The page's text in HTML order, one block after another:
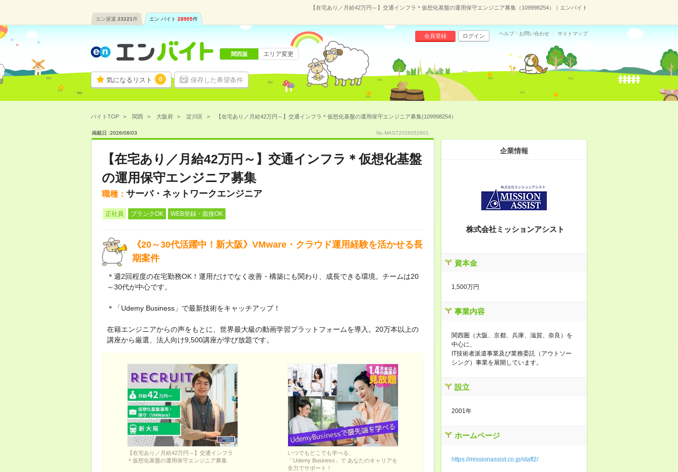
【在宅あり／月給42万円～】交通インフラ＊仮想化基盤の運用保守エンジニア募集（109998254）｜エンバイト
エン派遣 23221件 エン バイト 28905件
気になるリスト 0 保存した希望条件
会員登録 ログイン ヘルプ・お問い合わせ サイトマップ
関西版 エリア変更
バイトTOP 関西 大阪府 淀川区 【在宅あり／月給42万円～】交通インフラ＊仮想化基盤の運用保守エンジニア募集(109998254）
掲載日 :2026/08/03 No.MAST2026052901
【在宅あり／月給42万円～】交通インフラ＊仮想化基盤
の運用保守エンジニア募集
職種： サーバ・ネットワークエンジニア
正社員 ブランクOK WEB登録・面接OK
《20～30代活躍中！新大阪》VMware・クラウド運用経験を活かせる長
期案件
＊週2回程度の在宅勤務OK！運用だけでなく改善・構築にも関わり、成長できる環境。チームは20
～30代が中心です。
＊「Udemy Business」で最新技術をキャッチアップ！
在籍エンジニアからの声をもとに、世界最大級の動画学習プラットフォームを導入。20万本以上の
講座から厳選、法人向け9,500講座が学び放題です。
【在宅あり／月給42万円～】交通インフラ
＊仮想化基盤の運用保守エンジニア募集
いつでもどこでも学べる、
「Udemy Business」で あなたのキャリアを
全力でサポート！
企業情報
株式会社ミッションアシスト
資本金
1,500万円
事業内容
関西圏（大阪、京都、兵庫、滋賀、奈良）を
中心に、
IT技術者派遣事業及び業務委託（アウトソー
シング）事業を展開しています。
設立
2001年
ホームページ
https://missionassist.co.jp/staff2/